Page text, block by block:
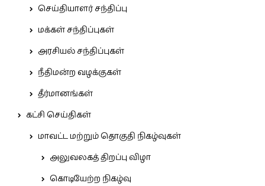
செய்தியாளர் சந்திப்பு
மக்கள் சந்திப்புகள்
அரசியல் சந்திப்புகள்
நீதிமன்ற வழக்குகள்
தீர்மானங்கள்
கட்சி செய்திகள்
மாவட்ட மற்றும் தொகுதி நிகழ்வுகள்
அலுவலகத் திறப்பு விழா
கொடியேற்ற நிகழ்வு